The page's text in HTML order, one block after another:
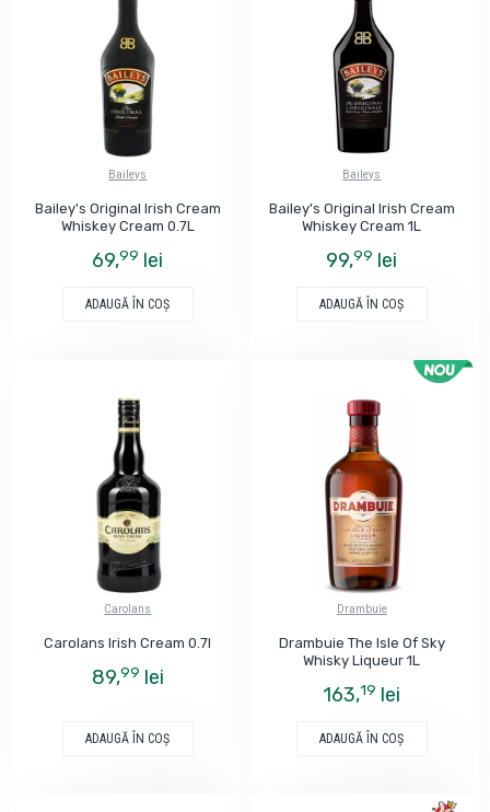
Baileys
Bailey's Original Irish Cream
Whiskey Cream 0.7L
69,99 lei
ADAUGĂ ÎN COŞ
Baileys
Bailey's Original Irish Cream
Whiskey Cream 1L
99,99 lei
ADAUGĂ ÎN COŞ
Carolans
Carolans Irish Cream 0.7l
89,99 lei
ADAUGĂ ÎN COŞ
Drambuie
Drambuie The Isle Of Sky
Whisky Liqueur 1L
163,19 lei
ADAUGĂ ÎN COŞ